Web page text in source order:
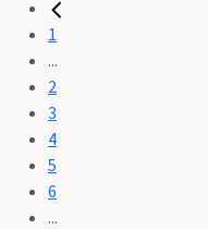
1
...
2
3
4
5
6
...